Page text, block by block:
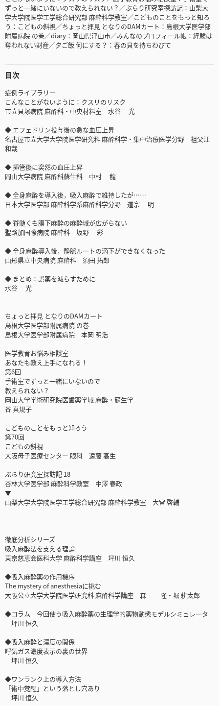
ずっと一緒にいないので教えられない？／ぶらり研究室探訪記：山梨大
学大学院医学工学総合研究部 麻酔科学教室／こどものことをもっと知ろ
う：こどもの斜視／ちょっと拝見 となりのDAMカート：島根大学医学部
附属病院 の巻／diary：岡山県津山市／みんなのプロフィール帳：経験は
奪われない財産／夕ご飯 何にする？：春の貝を待ちわびて
目次
症例ライブラリー
こんなことがないように：クスリのリスク
市立貝塚病院 麻酔科・中央材料室 水谷 光
◆ エフェドリン投与後の急な血圧上昇
名古屋市立大学大学院医学研究科 麻酔科学・集中治療医学分野 祖父江
和哉
◆ 挿管後に突然の血圧上昇
岡山大学病院 麻酔科蘇生科 中村 龍
◆ 全身麻酔を導入後，吸入麻酔で維持したが……
日本大学医学部 麻酔科学系麻酔科学分野 道宗 明
◆ 脊髄くも膜下麻酔の麻酔域が広がらない
聖路加国際病院 麻酔科 坂野 彩
◆ 全身麻酔導入後，静脈ルートの滴下ができなくなった
山形県立中央病院 麻酔科 須田 拓郎
◆ まとめ：誤薬を減らすために
水谷 光
ちょっと拝見 となりのDAMカート
島根大学医学部附属病院 の巻
島根大学医学部附属病院 本岡 明浩
医学教育お悩み相談室
あなたも教え上手になれる！
第6回
手術室でずっと一緒にいないので
教えられない？
岡山大学学術研究院医歯薬学域 麻酔・蘇生学
谷 真規子
こどものことをもっと知ろう
第70回
こどもの斜視
大阪母子医療センター 眼科 遠藤 高生
ぶらり研究室探訪記 18
杏林大学医学部 麻酔科学教室 中澤 春政
▼
山梨大学大学院医学工学総合研究部 麻酔科学教室 大宮 啓輔
徹底分析シリーズ
吸入麻酔法を支える理論
東京慈恵会医科大学 麻酔科学講座 坪川 恒久
◆吸入麻酔薬の作用機序
The mystery of anesthesiaに挑む
大阪公立大学大学院医学研究科 麻酔科学講座 森 隆・堀 耕太郎
◆コラム 今回使う吸入麻酔薬の生理学的薬物動態モデルシミュレータ
坪川 恒久
◆吸入麻酔と濃度の関係
呼気ガス濃度表示の裏の世界
坪川 恒久
◆ワンランク上の導入方法
「術中覚醒」という落とし穴あり
坪川 恒久